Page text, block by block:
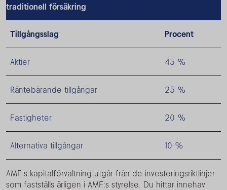
traditionell försäkring
Tillgångsslag Procent
Aktier 45 %
Räntebärande tillgångar 25 %
Fastigheter 20 %
Alternativa tillgångar 10 %
AMF:s kapitalförvaltning utgår från de investeringsriktlinjer
som fastställs årligen i AMF:s styrelse. Du hittar innehav